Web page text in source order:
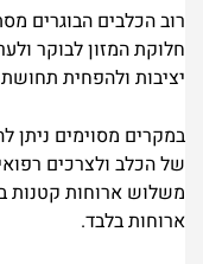
רוב הכלבים הבוגרים
חלוקת המזון לבוקר
יציבות ולהפחית
במקרים מסוימים ניתן
של הכלב ולצרכים
משלוש ארוחות קטנות
ארוחות בלבד.